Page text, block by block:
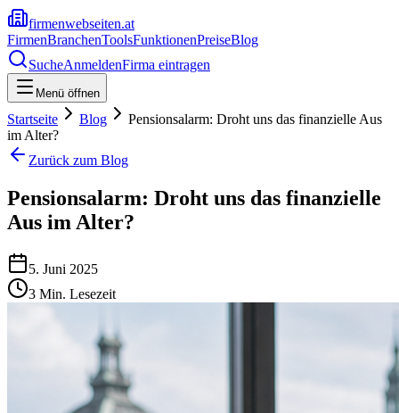
firmenwebseiten.at
FirmenBranchenToolsFunktionenPreiseBlog
SucheAnmeldenFirma eintragen
Menü öffnen
Startseite Blog
Pensionsalarm: Droht uns das finanzielle Aus
im Alter?
Zurück zum Blog
Pensionsalarm: Droht uns das finanzielle
Aus im Alter?
5. Juni 2025
3 Min. Lesezeit